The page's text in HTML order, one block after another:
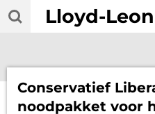
Ga
Lloyd-
Conservatief
noodpakket voor